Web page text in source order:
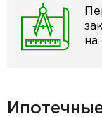
на